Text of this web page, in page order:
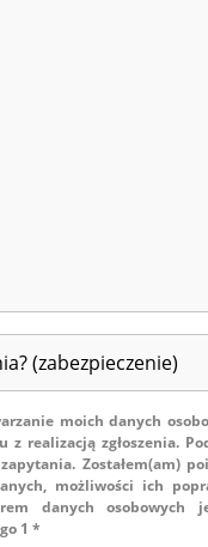
moich danych
z realizacją zgłoszenia.
Zostałem(am)
możliwości ich
danych
1 *